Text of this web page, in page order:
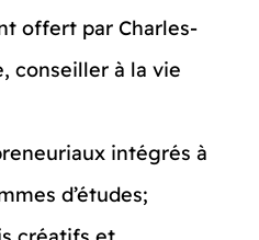
offert par Charles-
conseiller à la vie
intégrés à
d’études;